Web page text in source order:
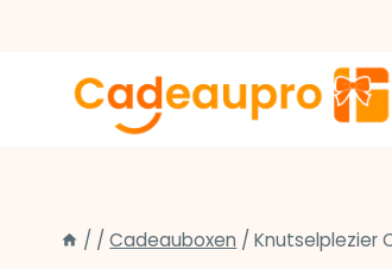
/ / Cadeauboxen / Knutselplezier